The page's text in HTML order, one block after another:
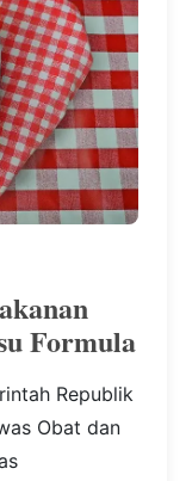
Formula
Republik
Obat dan